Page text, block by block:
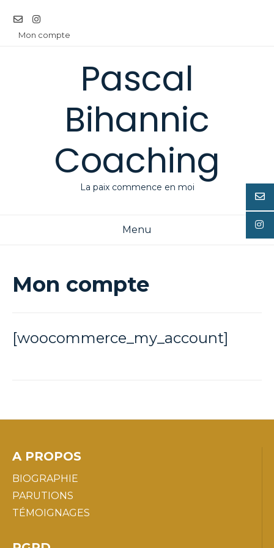
contenu
Mon compte
Pascal
Bihannic
Coaching
La paix commence en moi
Menu
Mon compte
[woocommerce_my_account]
A PROPOS
BIOGRAPHIE
PARUTIONS
TÉMOIGNAGES